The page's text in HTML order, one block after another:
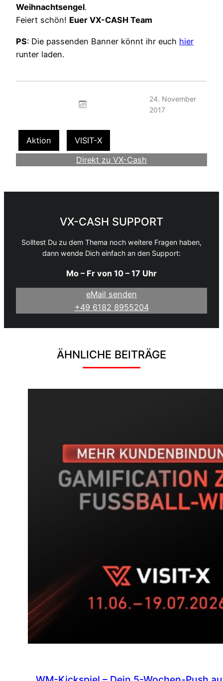
Weihnachtsengel.
Feiert schön! Euer VX-CASH Team
PS: Die passenden Banner könnt ihr euch hier
runter laden.
24. November
2017
Aktion
VISIT-X
Direkt zu VX-Cash
VX-CASH SUPPORT
Solltest Du zu dem Thema noch weitere Fragen haben,
dann wende Dich einfach an den Support:
Mo – Fr von 10 – 17 Uhr
eMail senden
+49 6182 8955204
ÄHNLICHE BEITRÄGE